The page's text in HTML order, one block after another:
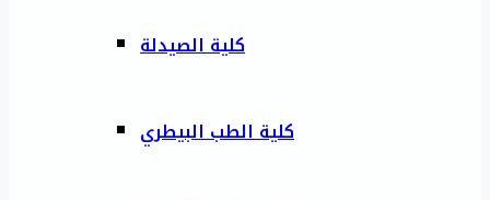
كلية الصيدلة
كلية الطب البيطري